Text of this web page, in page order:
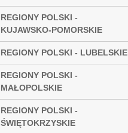
REGIONY POLSKI -
KUJAWSKO-POMORSKIE
REGIONY POLSKI - LUBELSKIE
REGIONY POLSKI -
MAŁOPOLSKIE
REGIONY POLSKI -
ŚWIĘTOKRZYSKIE